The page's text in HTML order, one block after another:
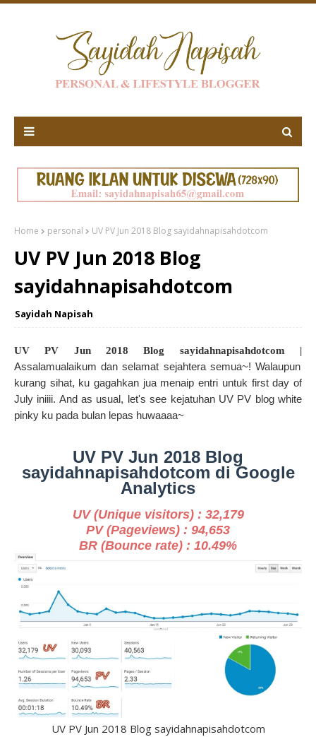
Home personal UV PV Jun 2018 Blog sayidahnapisahdotcom
UV PV Jun 2018 Blog
sayidahnapisahdotcom
Sayidah Napisah
UV PV Jun 2018 Blog sayidahnapisahdotcom |
Assalamualaikum dan selamat sejahtera semua~! Walaupun
kurang sihat, ku gagahkan jua menaip entri untuk first day of
July iniiii. And as usual, let's see kejatuhan UV PV blog white
pinky ku pada bulan lepas huwaaaa~
UV PV Jun 2018 Blog
sayidahnapisahdotcom di Google
Analytics
UV (Unique visitors) : 32,179
PV (Pageviews) : 94,653
BR (Bounce rate) : 10.49%
UV PV Jun 2018 Blog sayidahnapisahdotcom